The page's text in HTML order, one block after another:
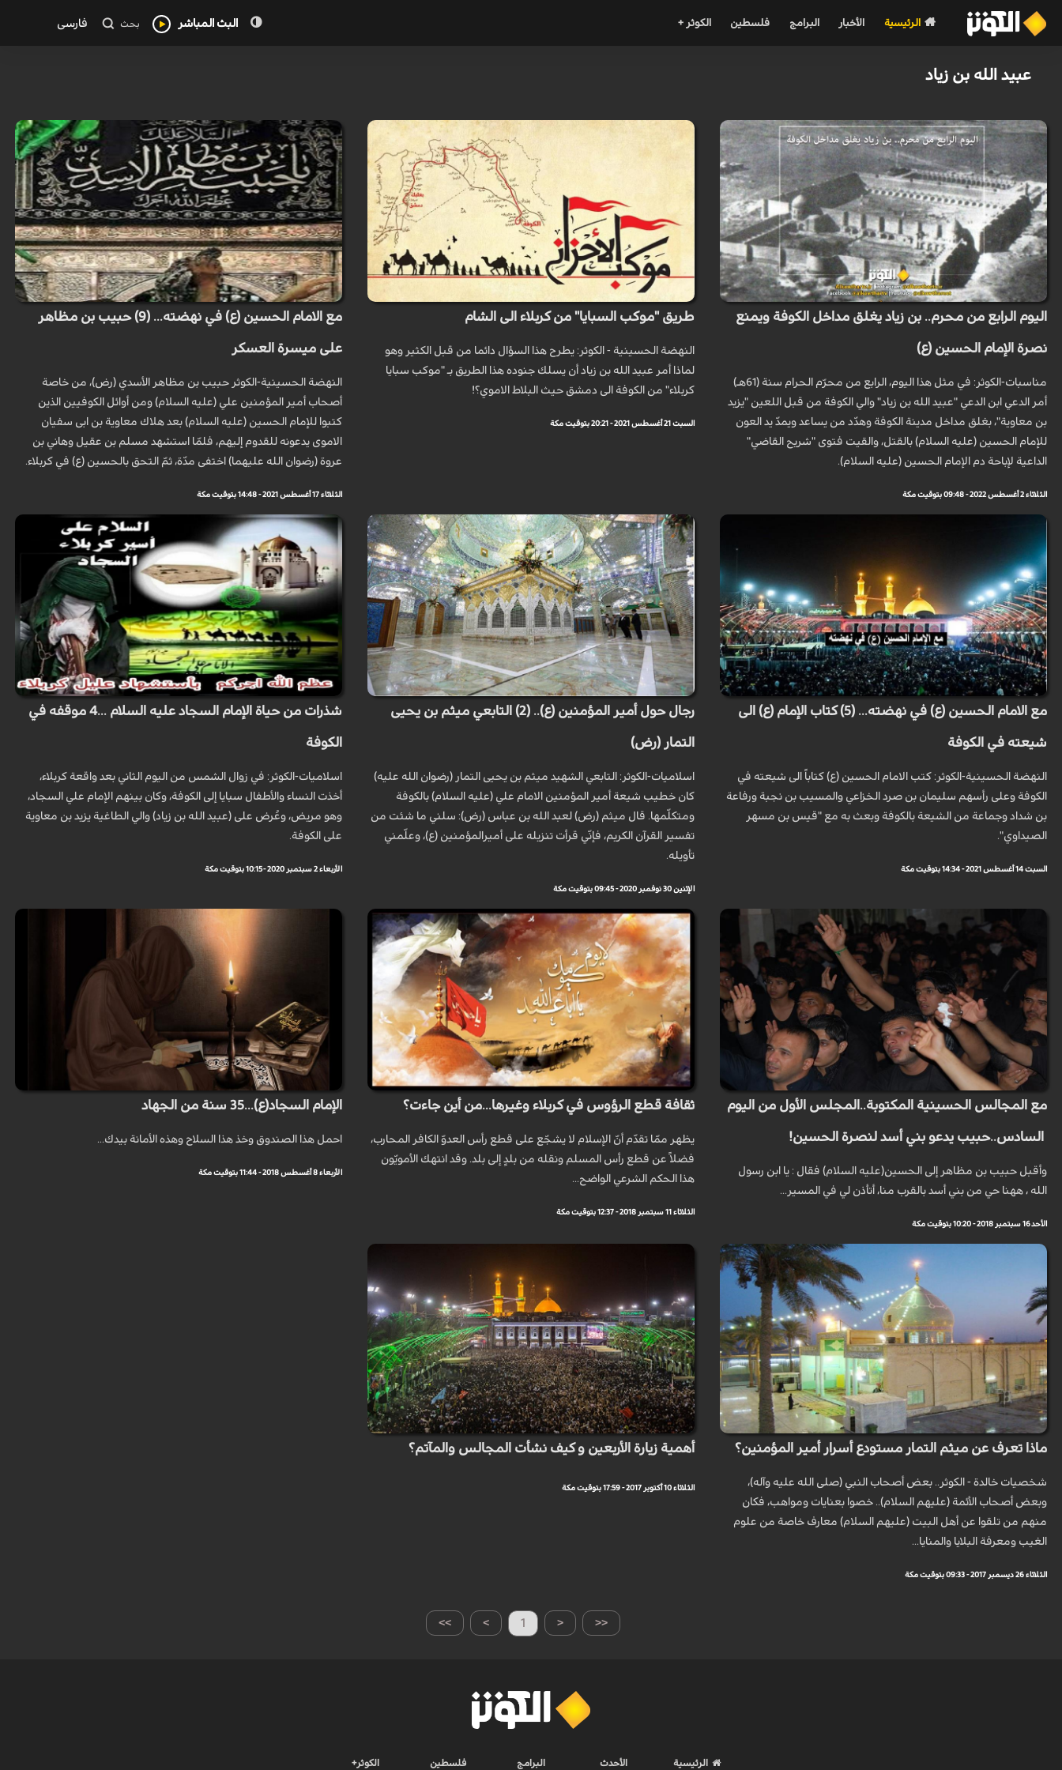
الرئيسية الأخبار البرامج فلسطين الكوثر + البث المباشر بحث فارسی
عبيد الله بن زياد
اليوم الرابع من محرم.. بن زياد يغلق مداخل الكوفة ويمنع
نصرة الإمام الحسين (ع)
مناسبات-الكوثر: في مثل هذا اليوم، الرابع من محرّم الحرام سنة (61هـ)
أمر الدعي ابن الدعي "عبيد الله بن زياد" والي الكوفة من قبل اللعين "يزيد
بن معاوية"، بغلق مداخل مدينة الكوفة وهدّد من يساعد ويمدّ يد العون
للإمام الحسين (عليه السلام) بالقتل، والقيت فتوى "شريح القاضي"
الداعية لإباحة دم الإمام الحسين (عليه السلام).
الثلاثاء 2 أغسطس 2022 - 09:48 بتوقيت مكة
طريق "موكب السبايا" من كربلاء الى الشام
النهضة الحسينية - الكوثر: يطرح هذا السؤال دائما من قبل الكثير وهو
لماذا أمر عبيد الله بن زياد أن يسلك جنوده هذا الطريق بـ "موكب سبايا
كربلاء" من الكوفة الى دمشق حيث البلاط الاموي؟!
السبت 21 أغسطس 2021 - 20:21 بتوقيت مكة
مع الامام الحسين (ع) في نهضته... (9) حبيب بن مظاهر
على ميسرة العسكر
النهضة الحسينية-الكوثر حبيب بن مظاهر الأسدي (رض)، من خاصة
أصحاب أمير المؤمنين علي (علیه السلام) ومن أوائل الكوفيين الذين
كتبوا للإمام الحسين (علیه السلام) بعد هلاك معاوية بن ابی سفیان
الاموی يدعونه للقدوم إليهم، فلمّا استشهد مسلم بن عقيل وهاني بن
عروة (رضوان الله عليهما) اختفى مدّة، ثمّ التحق بالحسين (ع) في كربلاء.
الثلاثاء 17 أغسطس 2021 - 14:48 بتوقيت مكة
مع الامام الحسين (ع) في نهضته... (5) كتاب الإمام (ع) الى
شيعته في الكوفة
النهضة الحسينية-الكوثر: كتب الامام الحسين (ع) كتاباً الى شيعته في
الكوفة وعلى رأسهم سليمان بن صرد الخزاعي والمسيب بن نجبة ورفاعة
بن شداد وجماعة من الشيعة بالكوفة وبعث به مع "قيس بن مسهر
الصيداوي".
السبت 14 أغسطس 2021 - 14:34 بتوقيت مكة
رجال حول أمير المؤمنين (ع).. (2) التابعي ميثم بن يحيى
التمار (رض)
اسلاميات-الكوثر: التابعي الشهيد ميثم بن يحيى التمار (رضوان الله عليه)
كان خطيب شيعة أمير المؤمنين الامام علي (عليه السلام) بالكوفة
ومتكلّمها. قال ميثم (رض) لعبد الله بن عباس (رض): سلني ما شئت من
تفسير القرآن الكريم، فإنّي قرأت تنزيله على أميرالمؤمنين (ع)، وعلّمني
تأويله.
الإثنين 30 نوفمبر 2020 - 09:45 بتوقيت مكة
شذرات من حياة الإمام السجاد عليه السلام ...4 موقفه في
الكوفة
اسلاميات-الكوثر: في زوال الشمس من اليوم الثاني بعد واقعة كربلاء،
أخذت النساء والأطفال سبايا إلى الكوفة، وكان بينهم الإمام علي السجاد،
وهو مريض، وعُرض على (عبيد الله بن زياد) والي الطاغية يزيد بن معاوية
على الكوفة.
الأربعاء 2 سبتمبر 2020 - 10:15 بتوقيت مكة
مع المجالس الحسينية المكتوبة..المجلس الأول من اليوم
السادس..حبيب يدعو بني أسد لنصرة الحسين!
وأقبل حبيب بن مظاهر إلى الحسين(عليه السلام) فقال : يا ابن رسول
الله ، ههنا حي من بني أسد بالقرب منا، أتأذن لي في المسير...
الأحد 16 سبتمبر 2018 - 10:20 بتوقيت مكة
ثقافة قطع الرؤوس في كربلاء وغيرها...من أين جاءت؟
يظهر ممّا تقدّم أنّ الإسلام لا يشجّع على قطع رأس العدوّ الكافر المحارب،
فضلاً عن قطع رأس المسلم ونقله من بلدٍ إلى بلد. وقد انتهك الأمويّون
هذا الحكم الشرعي الواضح...
الثلاثاء 11 سبتمبر 2018 - 12:37 بتوقيت مكة
الإمام السجاد(ع)...35 سنة من الجهاد
احمل هذا الصندوق وخذ هذا السلاح وهذه الأمانة بيدك...
الأربعاء 8 أغسطس 2018 - 11:44 بتوقيت مكة
ماذا تعرف عن ميثم التمار مستودع أسرار أمير المؤمنين؟
شخصيات خالدة - الكوثر.. بعض أصحاب النبي (صلى الله عليه وآله)،
وبعض أصحاب الأئمة (عليهم السلام).. خصوا بعنايات ومواهب، فكان
منهم من تلقوا عن أهل البيت (عليهم السلام) معارف خاصة من علوم
الغيب ومعرفة البلايا والمنايا...
الثلاثاء 26 ديسمبر 2017 - 09:33 بتوقيت مكة
أهمية زيارة الأربعين و كيف نشأت المجالس والمآتم؟
الثلاثاء 10 أكتوبر 2017 - 17:59 بتوقيت مكة
>> > 1 < <<
الرئيسية الأحدث البرامج فلسطين الكوثر+